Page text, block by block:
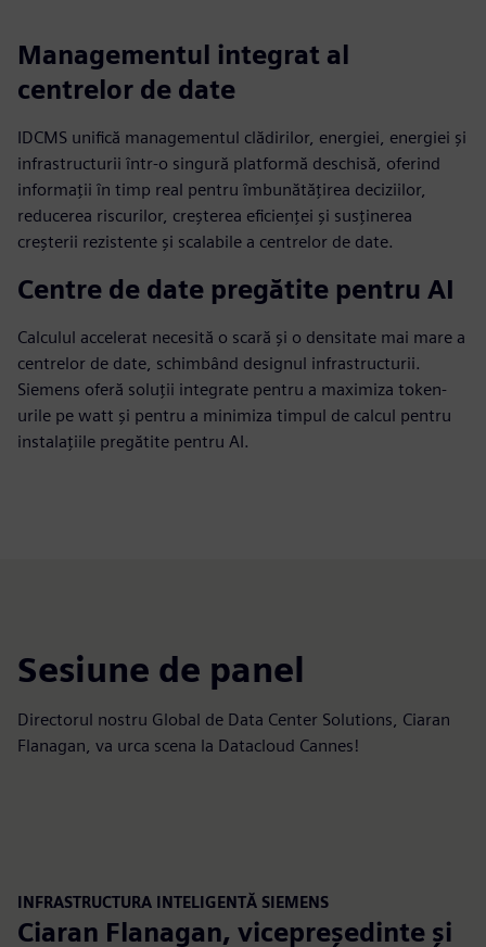
Managementul integrat al
centrelor de date
IDCMS unifică managementul clădirilor, energiei, energiei și
infrastructurii într-o singură platformă deschisă, oferind
informații în timp real pentru îmbunătățirea deciziilor,
reducerea riscurilor, creșterea eficienței și susținerea
creșterii rezistente și scalabile a centrelor de date.
Centre de date pregătite pentru AI
Calculul accelerat necesită o scară și o densitate mai mare a
centrelor de date, schimbând designul infrastructurii.
Siemens oferă soluții integrate pentru a maximiza token-
urile pe watt și pentru a minimiza timpul de calcul pentru
instalațiile pregătite pentru AI.
Sesiune de panel
Directorul nostru Global de Data Center Solutions, Ciaran
Flanagan, va urca scena la Datacloud Cannes!
INFRASTRUCTURA INTELIGENTĂ SIEMENS
Ciaran Flanagan, vicepreședinte și